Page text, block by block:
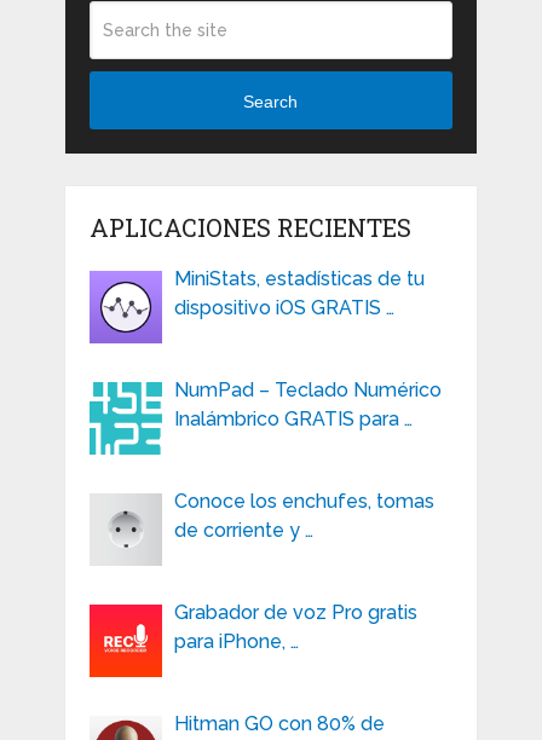
Search
APLICACIONES RECIENTES
MiniStats, estadísticas de tu
dispositivo iOS GRATIS …
NumPad – Teclado Numérico
Inalámbrico GRATIS para …
Conoce los enchufes, tomas
de corriente y …
Grabador de voz Pro gratis
para iPhone, …
Hitman GO con 80% de